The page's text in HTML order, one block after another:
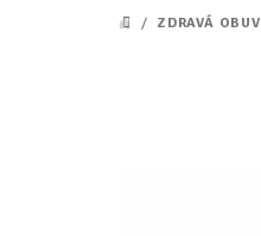
DOMOV
/ ZDRAVÁ OBUV